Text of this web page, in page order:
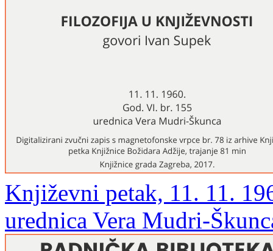
Književni petak, 11. 11.
urednica Vera Mudri-